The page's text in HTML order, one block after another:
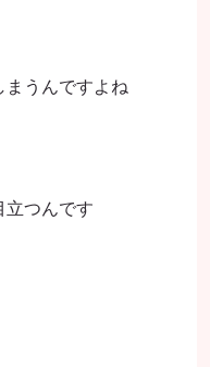
まうんですよね
立つんです